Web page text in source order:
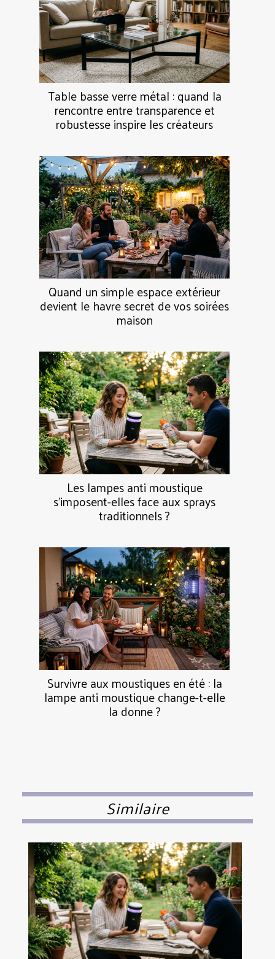
Table basse verre métal : quand la
rencontre entre transparence et
robustesse inspire les créateurs
Quand un simple espace extérieur
devient le havre secret de vos soirées
maison
Les lampes anti moustique
s’imposent-elles face aux sprays
traditionnels ?
Survivre aux moustiques en été : la
lampe anti moustique change-t-elle
la donne ?
Similaire